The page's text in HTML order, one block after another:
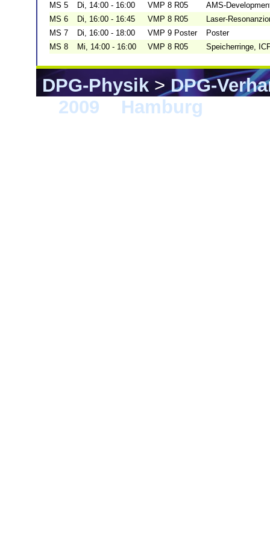
MS 5
Di, 14:00 - 16:00 VMP 8 R05
AMS-
MS 6
Di, 16:00 - 16:45 VMP 8 R05
Laser-
MS 7
Di, 16:00 - 18:00 VMP 9 Poster
Poster
MS 8
Mi, 14:00 - 16:00 VMP 8 R05 Speicherringe,
DPG-Physik>DPG-
2009 Hamburg